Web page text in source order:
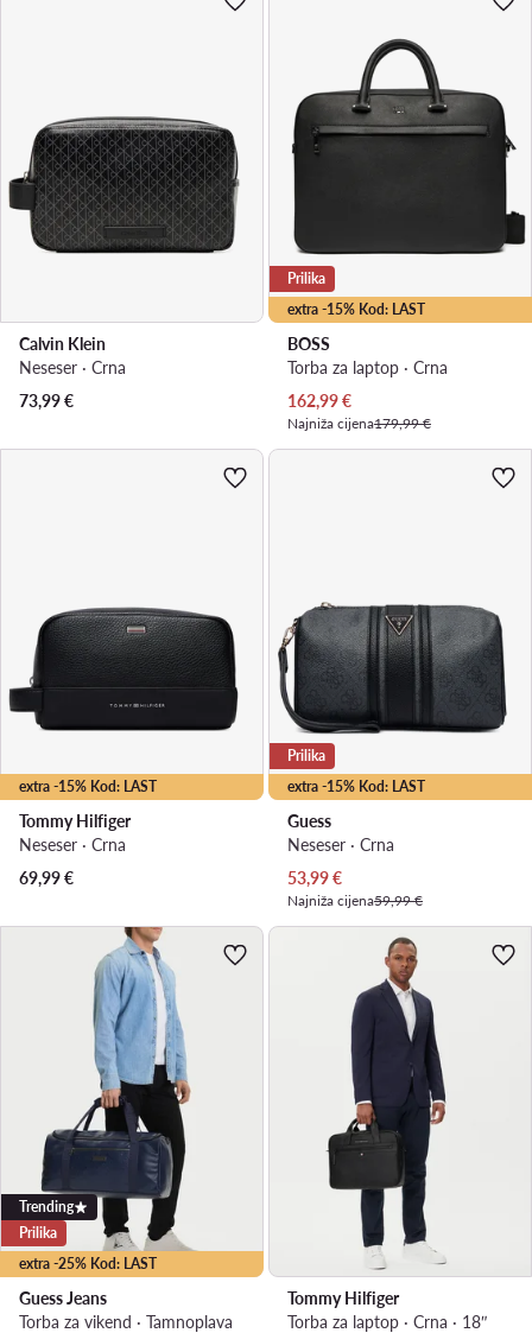
Calvin Klein
Neseser · Crna
73,99€
extra -15% Kod: LAST
Prilika
BOSS
Torba za laptop · Crna
Trenutna cijena
162,99€
Najniža cijena179,99 €
extra -15% Kod: LAST
Tommy Hilfiger
Neseser · Crna
69,99€
extra -15% Kod: LAST
Prilika
Guess
Neseser · Crna
Trenutna cijena
53,99€
Najniža cijena59,99 €
extra -25% Kod: LAST
Trending
Prilika
Guess Jeans
Torba za vikend · Tamnoplava
Tommy Hilfiger
Torba za laptop · Crna · 18″